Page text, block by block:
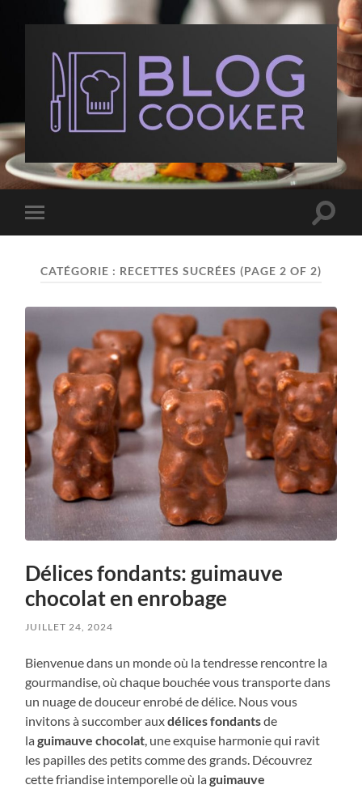
BlogCooker
mobile
Toggle
CATÉGORIE : RECETTES SUCRÉES (PAGE 2 OF 2)
Délices fondants: guimauve
chocolat en enrobage
JUILLET 24, 2024
Bienvenue dans un monde où la tendresse rencontre la
gourmandise, où chaque bouchée vous transporte dans
un nuage de douceur enrobé de délice. Nous vous
invitons à succomber auxdélices fondantsde
laguimauve chocolat , une exquise harmonie qui ravit
les papilles des petits comme des grands. Découvrez
cette friandise intemporelle où laguimauve